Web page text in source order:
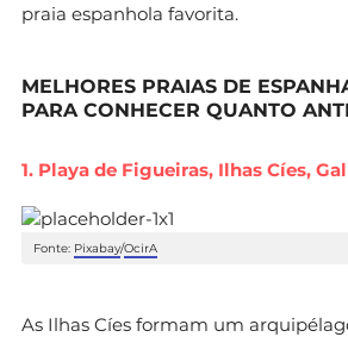
praia espanhola favorita.
MELHORES PRAIAS DE
PARA CONHECER QUANTO
1. Playa de Figueiras, Ilhas Cíes,
Fonte: Pixabay/OcirA
As Ilhas Cíes formam um